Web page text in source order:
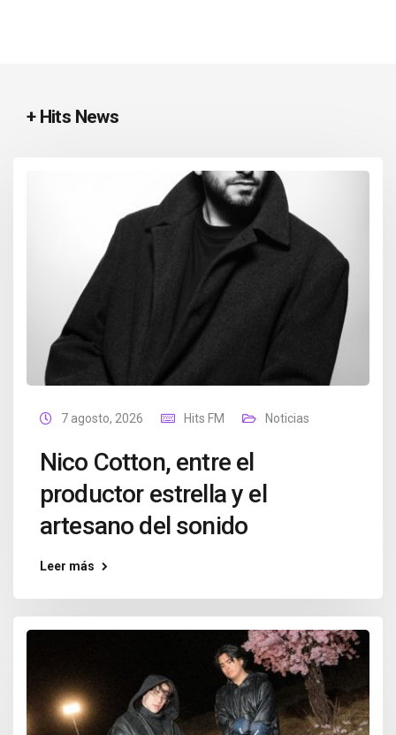
+ Hits News
7 agosto, 2026 Hits FM Noticias
Nico Cotton, entre el
productor estrella y el
artesano del sonido
Leer más